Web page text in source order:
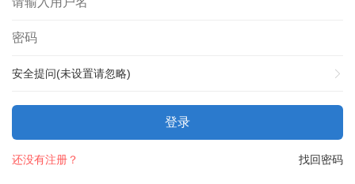
安全提问(未设置请忽略)
登录
找回密码
还没有注册？